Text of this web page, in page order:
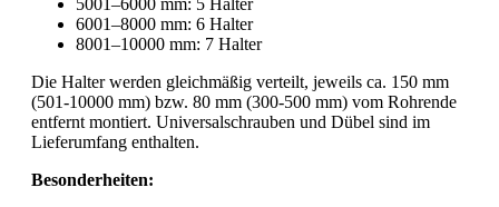
5001–6000 mm: 5 Halter
6001–8000 mm: 6 Halter
8001–10000 mm: 7 Halter
Die Halter werden gleichmäßig verteilt, jeweils ca. 150 mm
(501-10000 mm) bzw. 80 mm (300-500 mm) vom Rohrende
entfernt montiert. Universalschrauben und Dübel sind im
Lieferumfang enthalten.
Besonderheiten: